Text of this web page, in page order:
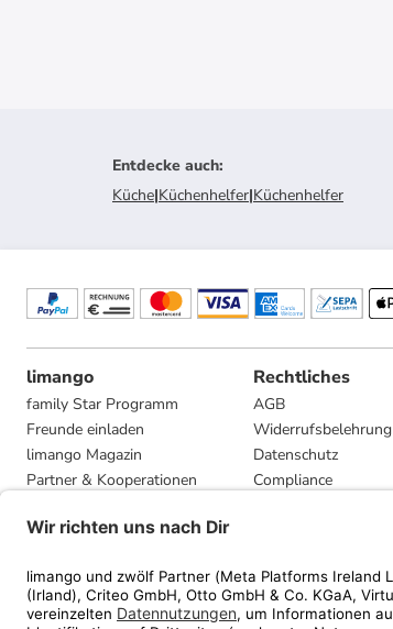
Entdecke auch:
Küche|Küchenhelfer|Küchenhelfer
limango
family Star Programm
Freunde einladen
limango Magazin
Partner & Kooperationen
Presse
Rechtliches
AGB
Widerrufsbelehrung
Datenschutz
Compliance